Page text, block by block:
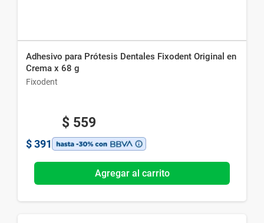
Adhesivo para Prótesis Dentales Fixodent Original en
Crema x 68 g
Fixodent
$ 559
$ 391
Agregar al carrito